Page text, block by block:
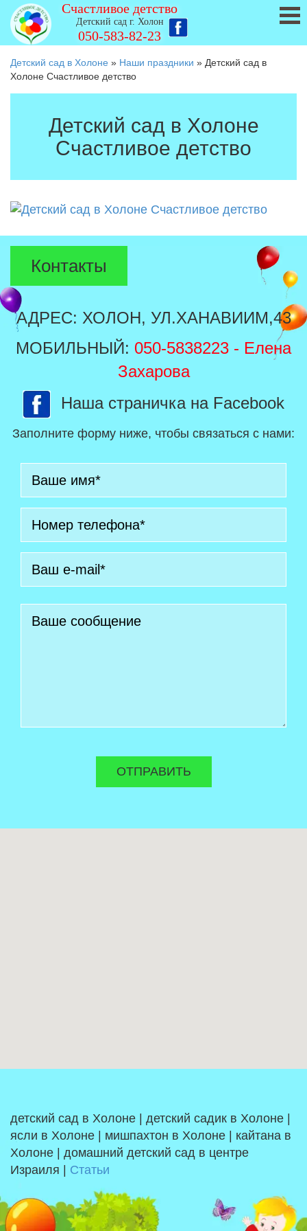
Счастливое детство
Детский сад г. Холон
050-583-82-23
Детский сад в Холоне » Наши праздники » Детский сад в
Холоне Счастливое детство
Детский сад в Холоне
Счастливое детство
Контакты
АДРЕС: ХОЛОН, УЛ.ХАНАВИИМ,43
МОБИЛЬНЫЙ: 050-5838223 - Елена
Захарова
Наша страничка на Facebook
Заполните форму ниже, чтобы связаться с нами:
детский сад в Холоне | детский садик в Холоне |
ясли в Холоне | мишпахтон в Холоне | кайтана в
Холоне | домашний детский сад в центре
Израиля | Статьи